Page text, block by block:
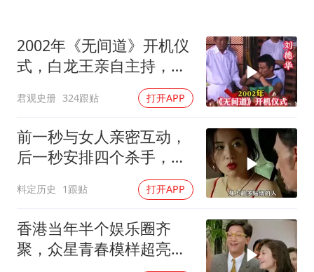
宝妈给四胞胎取名平安喜乐
构建更高水平的全民健身公共服务体系
总书记点赞的非遗苗绣焕发新生机
2002年《无间道》开机仪
式，白龙王亲自主持，预
君观史册 324跟贴 打开APP
前一秒与女人亲密互动，
后一秒安排四个杀手，目
料定历史 1跟贴 打开APP
香港当年半个娱乐圈齐
聚，众星青春模样超亮